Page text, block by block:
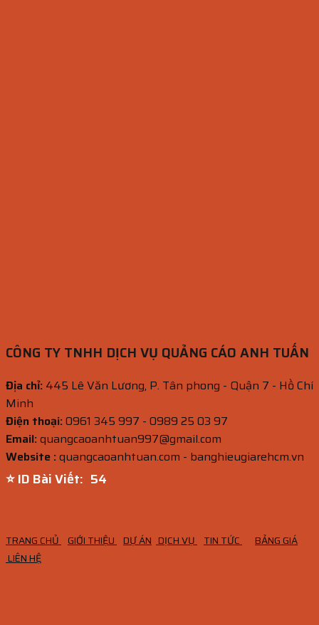
CÔNG TY TNHH DỊCH VỤ QUẢNG CÁO ANH TUẤN
Địa chỉ: 445 Lê Văn Lương, P. Tân phong - Quận 7 - Hồ Chí
Minh
Điện thoại:0961 345 997 - 0989 25 03 97
Email:quangcaoanhtuan997@gmail.com
Website :quangcaoanhtuan.com - banghieugiarehcm.vn
⭐ ID Bài Viết: 53
TRANG CHỦ GIỚI THIỆU DỰ ÁN DỊCH VỤ TIN TỨC
BẢNG GIÁ
LIÊN HỆ